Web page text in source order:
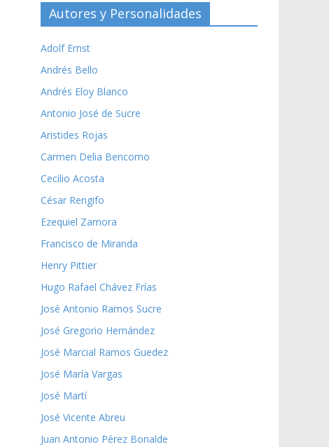
Autores y Personalidades
Adolf Ernst
Andrés Bello
Andrés Eloy Blanco
Antonio José de Sucre
Aristides Rojas
Carmen Delia Bencomo
Cecilio Acosta
César Rengifo
Ezequiel Zamora
Francisco de Miranda
Henry Pittier
Hugo Rafael Chávez Frías
José Antonio Ramos Sucre
José Gregorio Hernández
José Marcial Ramos Guedez
José María Vargas
José Martí
José Vicente Abreu
Juan Antonio Pérez Bonalde